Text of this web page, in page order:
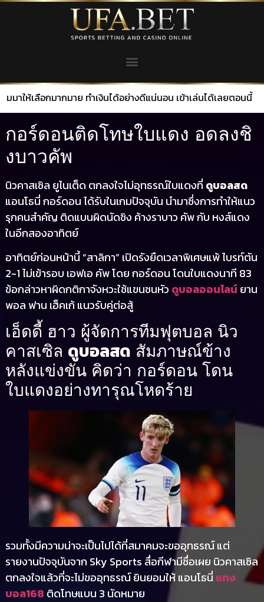
ลือกมากมาย ทำเงินได้อย่างดีแน่นอน เข้าเล่นได้เลยตอนนี้
กอร์ดอนติดโทษใบแดง อดลงชิ
งบาวคัพ
นิวคาสเซิล ยูไนเต็ด ตกลงใจไม่อุทธรณ์ใบแดงที่ ดูบอลสด
แอนโธนี่ กอร์ดอน ได้รับในเกมปัจจุบัน นำมาซึ่งการทำให้แนว
รุกคนสำคัญ ติดแบนผิดนัดชิง ค้างราบาว คัพ กับ หงส์แดง
ในอีกสองอาทิตย์
อาทิตย์ก่อนหน้านี้ “สาลิกา” เปิดรังยืดเวลาพิเศษแพ้ ไบรท์ตัน
2-1 ไม่เข้ารอบ เอฟเอ คัพ โดย กอร์ดอน โดนใบแดงนาที 83
ข้อกล่าวหาผิดกติกาจังหวะใช้แขนชนหัว ดูบอลออนไลน์ยาน
พอล ฟาน เฮ็คเก้ แนวรับคู่ต่อสู้
เอ็ดดี้ ฮาว ผู้จัดการทีมฟุตบอล นิว
คาสเซิล ดูบอลสด สัมภาษณ์ข้าง
หลังแข่งขัน คิดว่า กอร์ดอน โดน
ใบแดงอย่างทารุณโหดร้าย
รวมทั้งมีความน่าจะเป็นไปได้ที่สมาคมจะขออุทธรณ์ แต่
รายงานปัจจุบันจาก Sky Sports สื่อกีฬามีชื่อเผย นิวคาสเซิล
ตกลงใจแล้วที่จะไม่ขออุทธรณ์ ยินยอมให้ แอนโธนี่ แทง
บอล168 ติดโทษแบน 3 นัดหมาย